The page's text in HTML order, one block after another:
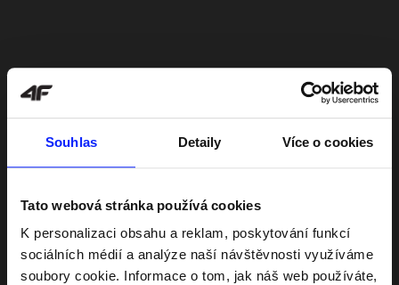
Souhlas Detaily Více o cookies
Tato webová stránka používá cookies
K personalizaci obsahu a reklam, poskytování funkcí
sociálních médií a analýze naší návštěvnosti využíváme
soubory cookie. Informace o tom, jak náš web používáte,